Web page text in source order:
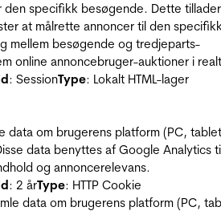
specifikk besøgende. Dette tillader
at målrette annoncer til den
mellem besøgende og tredjeparts-
online annoncebruger-auktioner i
: SessionType: Lokalt HTML-lager
data om brugerens platform (PC,
data benyttes af Google Analytics
og annoncerelevans.
: 2 årType: HTTP Cookie
data om brugerens platform (PC,